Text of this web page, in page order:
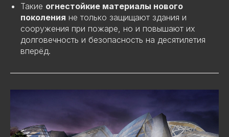
Такие огнестойкие материалы нового
поколения не только защищают здания и
сооружения при пожаре, но и повышают их
долговечность и безопасность на десятилетия
вперёд.